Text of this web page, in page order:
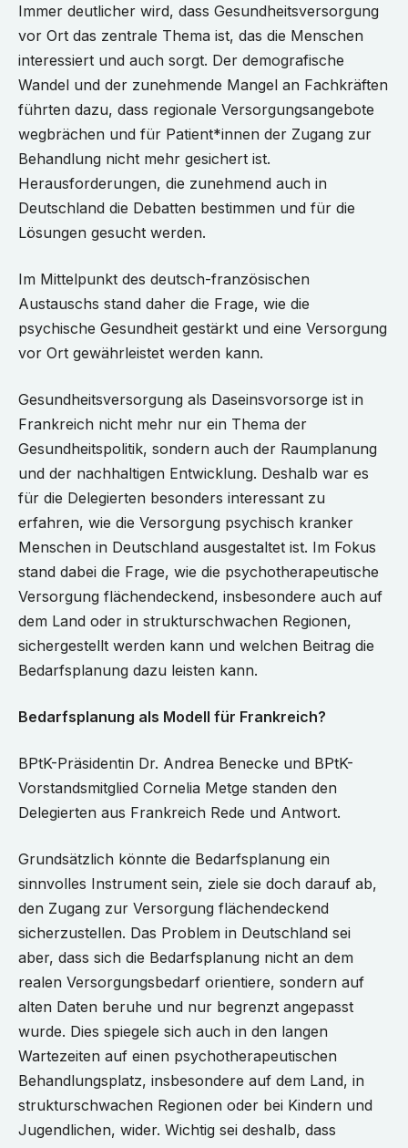
Immer deutlicher wird, dass Gesundheitsversorgung
vor Ort das zentrale Thema ist, das die Menschen
interessiert und auch sorgt. Der demografische
Wandel und der zunehmende Mangel an Fachkräften
führten dazu, dass regionale Versorgungsangebote
wegbrächen und für Patient*innen der Zugang zur
Behandlung nicht mehr gesichert ist.
Herausforderungen, die zunehmend auch in
Deutschland die Debatten bestimmen und für die
Lösungen gesucht werden.
Im Mittelpunkt des deutsch-französischen
Austauschs stand daher die Frage, wie die
psychische Gesundheit gestärkt und eine Versorgung
vor Ort gewährleistet werden kann.
Gesundheitsversorgung als Daseinsvorsorge ist in
Frankreich nicht mehr nur ein Thema der
Gesundheitspolitik, sondern auch der Raumplanung
und der nachhaltigen Entwicklung. Deshalb war es
für die Delegierten besonders interessant zu
erfahren, wie die Versorgung psychisch kranker
Menschen in Deutschland ausgestaltet ist. Im Fokus
stand dabei die Frage, wie die psychotherapeutische
Versorgung flächendeckend, insbesondere auch auf
dem Land oder in strukturschwachen Regionen,
sichergestellt werden kann und welchen Beitrag die
Bedarfsplanung dazu leisten kann.
Bedarfsplanung als Modell für Frankreich?
BPtK-Präsidentin Dr. Andrea Benecke und BPtK-
Vorstandsmitglied Cornelia Metge standen den
Delegierten aus Frankreich Rede und Antwort.
Grundsätzlich könnte die Bedarfsplanung ein
sinnvolles Instrument sein, ziele sie doch darauf ab,
den Zugang zur Versorgung flächendeckend
sicherzustellen. Das Problem in Deutschland sei
aber, dass sich die Bedarfsplanung nicht an dem
realen Versorgungsbedarf orientiere, sondern auf
alten Daten beruhe und nur begrenzt angepasst
wurde. Dies spiegele sich auch in den langen
Wartezeiten auf einen psychotherapeutischen
Behandlungsplatz, insbesondere auf dem Land, in
strukturschwachen Regionen oder bei Kindern und
Jugendlichen, wider. Wichtig sei deshalb, dass